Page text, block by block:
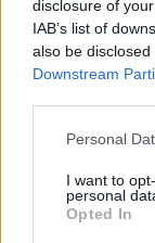
disclosure of
IAB’s list of
also be
Downstream
Personal
I want to
personal
Opted In
PIÙ LETTI OGGI